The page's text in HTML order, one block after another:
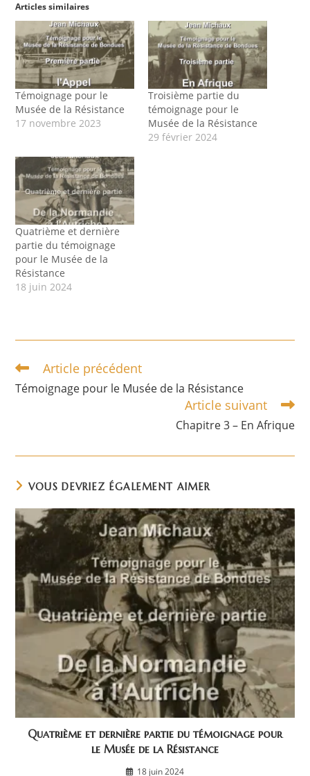
Articles similaires
Témoignage pour le
Musée de la Résistance
17 novembre 2023
Troisième partie du
témoignage pour le
Musée de la Résistance
29 février 2024
Quatrième et dernière
partie du témoignage
pour le Musée de la
Résistance
18 juin 2024
Article précédent
Témoignage pour le Musée de la Résistance
Article suivant
Chapitre 3 – En Afrique
VOUS DEVRIEZ ÉGALEMENT AIMER
Quatrième et dernière partie du témoignage pour
le Musée de la Résistance
18 juin 2024